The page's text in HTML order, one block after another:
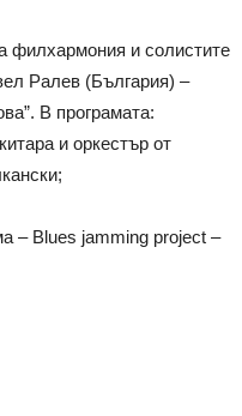
филхармония и солистите
Ралев (България) –
В програмата:
и оркестър от
– Blues jamming project –